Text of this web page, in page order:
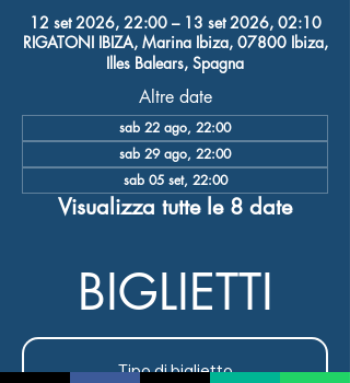
12 set 2026, 22:00 – 13 set 2026, 02:10
RIGATONI IBIZA, Marina Ibiza, 07800 Ibiza,
Illes Balears, Spagna
Altre date
sab 22 ago, 22:00
sab 29 ago, 22:00
sab 05 set, 22:00
Visualizza tutte le 8 date
BIGLIETTI
Tipo di biglietto